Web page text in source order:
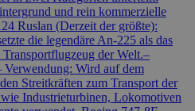
und rein kommerzielle
Ruslan (Derzeit der größte):
die legendäre An-225 als das
der Welt.–
Verwendung: Wird auf dem
Streitkräften zum Transport der
Industrieturbinen, Lokomotiven